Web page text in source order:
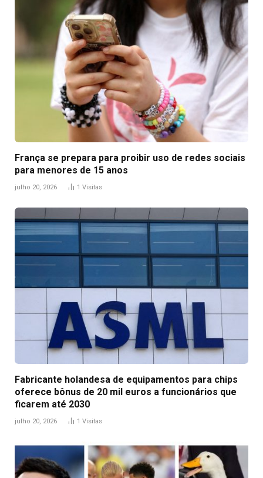
França se prepara para proibir uso de redes sociais
para menores de 15 anos
julho 20, 2026 1 Visitas
Fabricante holandesa de equipamentos para chips
oferece bônus de 20 mil euros a funcionários que
ficarem até 2030
julho 20, 2026 1 Visitas